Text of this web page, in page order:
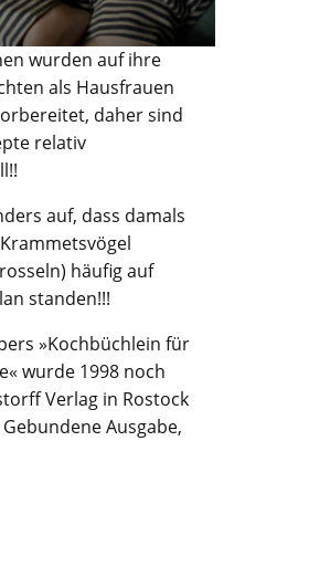
wurden auf ihre
als Hausfrauen
daher sind
relativ
auf, dass damals
häufig auf
standen!!!
»Kochbüchlein für
wurde 1998 noch
Verlag in Rostock
Ausgabe,